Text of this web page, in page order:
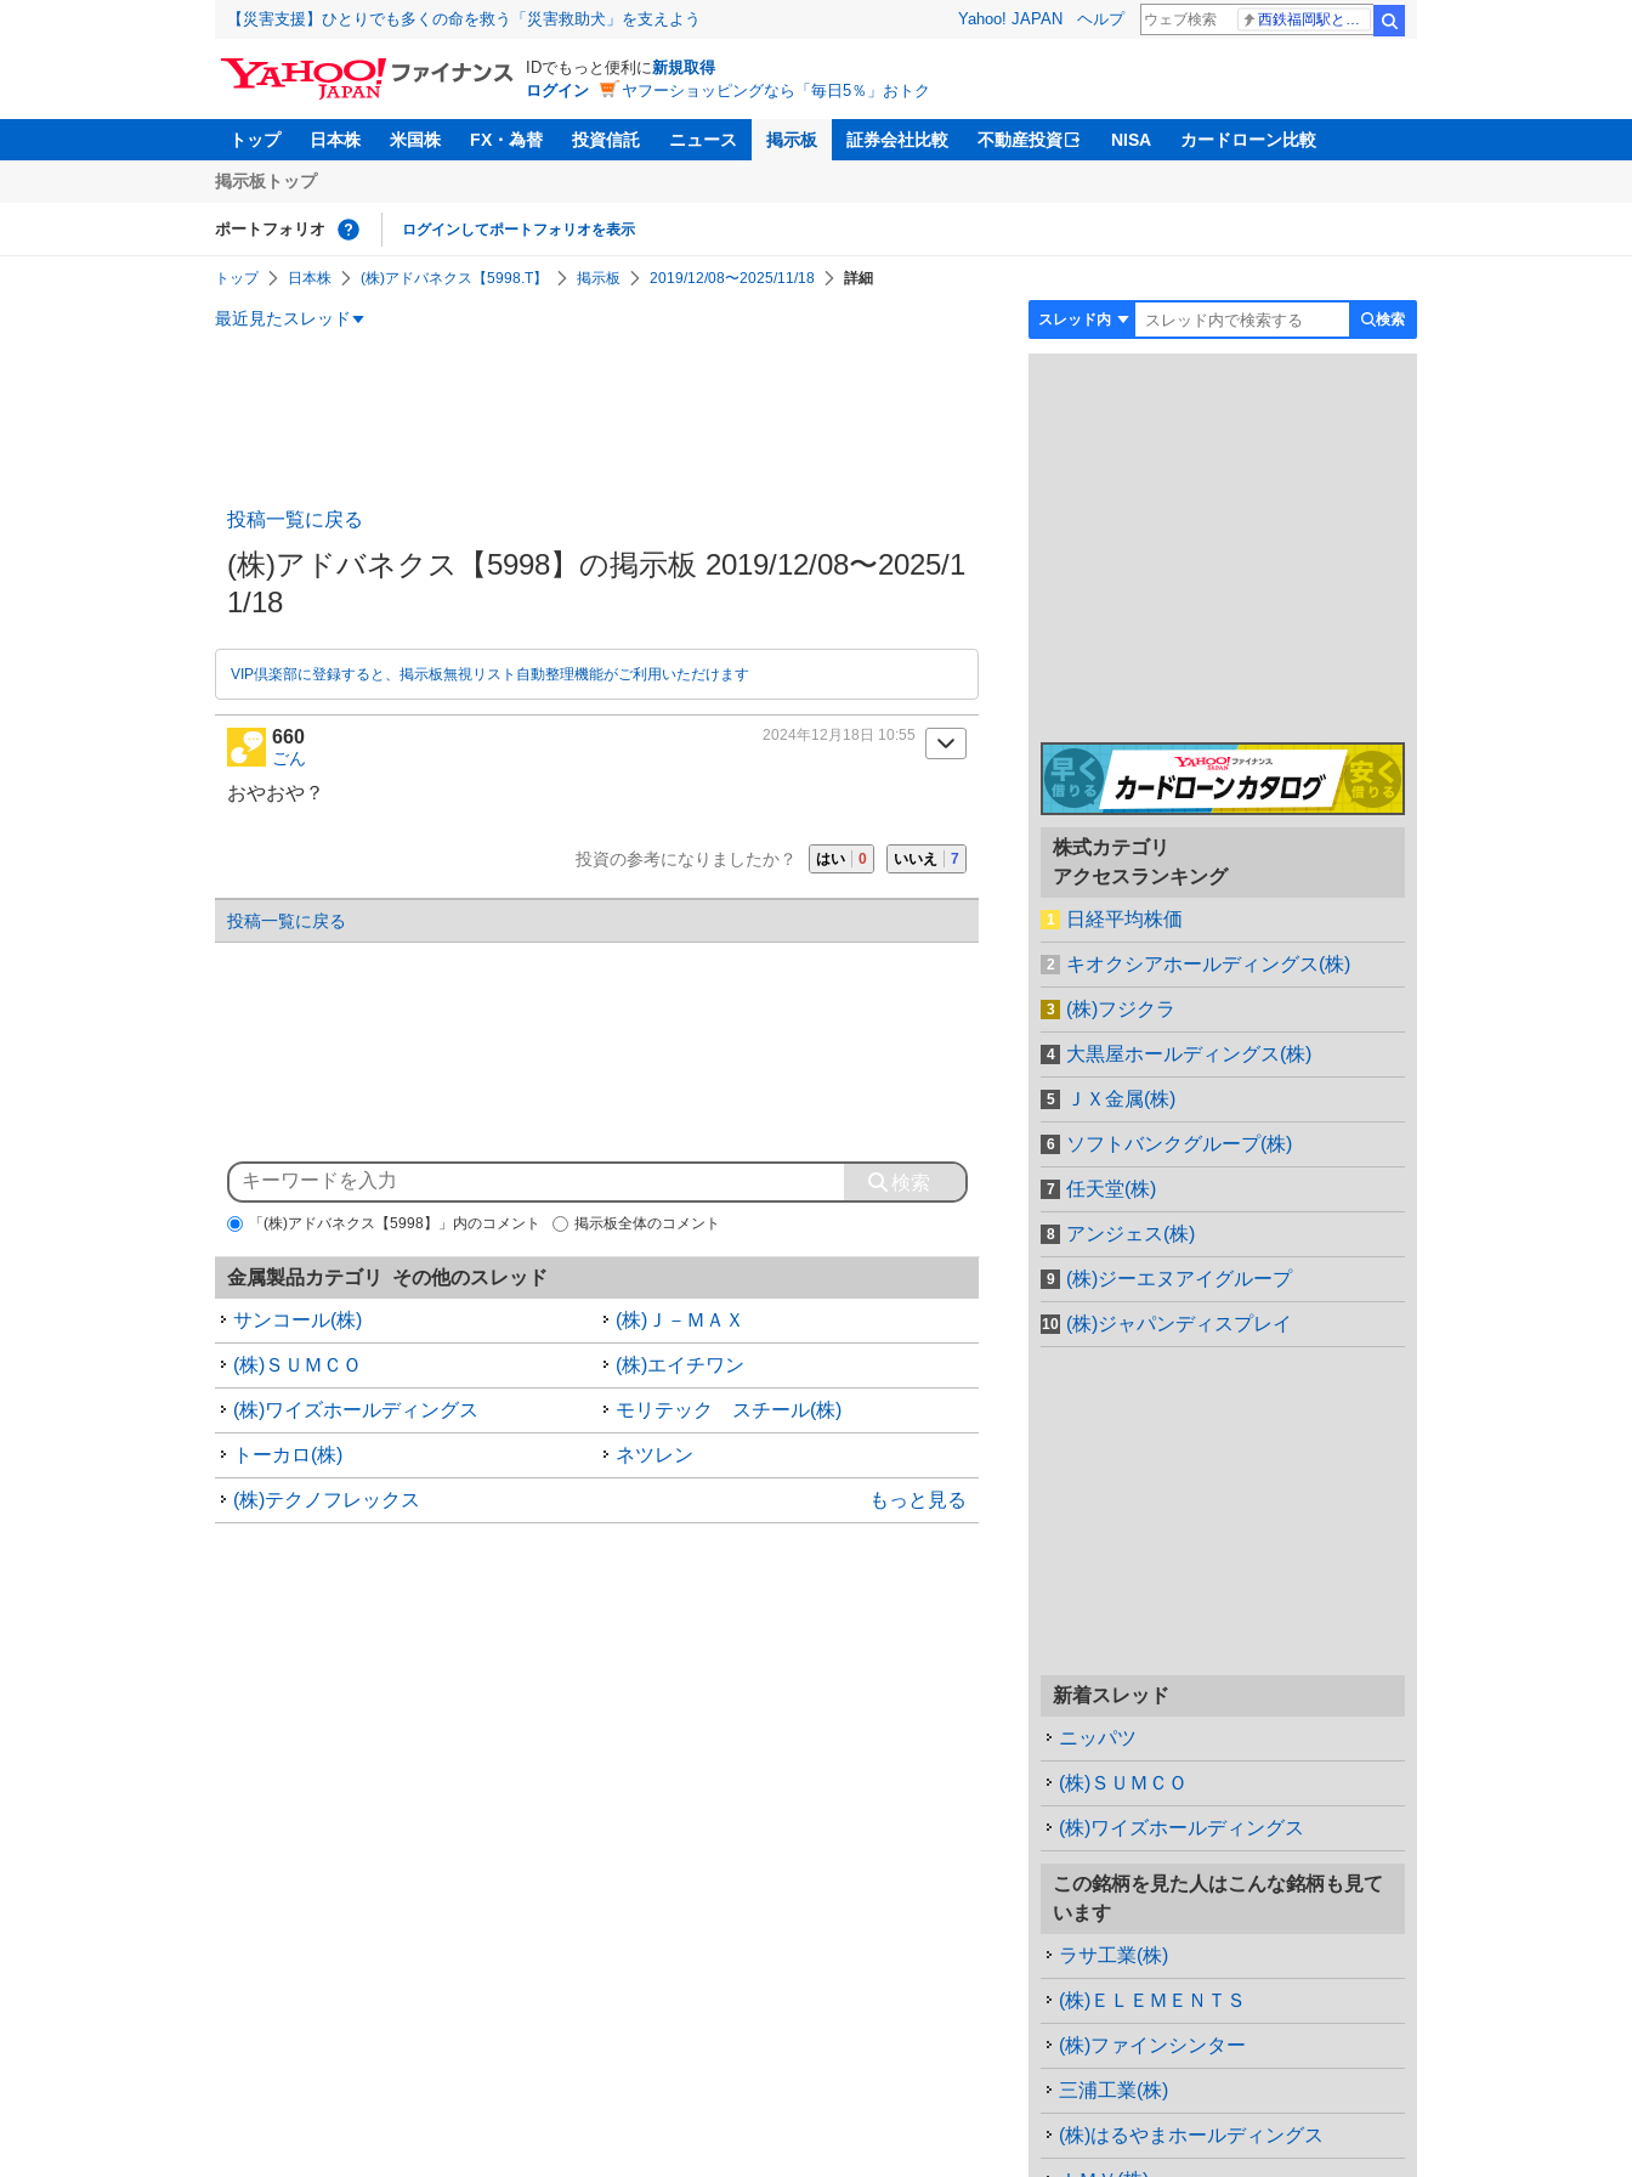
【災害支援】ひとりでも多くの命を救う「災害救助犬」を支えよう Yahoo! JAPAN ヘルプ
IDでもっと便利に新規取得
ログイン
ヤフーショッピングなら「毎日5％」おトク
トップ 日本株 米国株 FX・為替 投資信託 ニュース 掲示板 証券会社比較 不動産投資 NISA カードローン比較
掲示板トップ
ポートフォリオ ログインしてポートフォリオを表示
トップ 日本株 (株)アドバネクス【5998.T】 掲示板 2019/12/08〜2025/11/18 詳細
最近見たスレッド 検索
投稿一覧に戻る
(株)アドバネクス【5998】の掲示板 2019/12/08〜2025/1
1/18
VIP倶楽部に登録すると、掲示板無視リスト自動整理機能がご利用いただけます
660
ごん
2024年12月18日 10:55
おやおや？
投資の参考になりましたか？ はい 0 いいえ 7
投稿一覧に戻る
「(株)アドバネクス【5998】」内のコメント 掲示板全体のコメント
金属製品カテゴリ その他のスレッド
サンコール(株) (株)Ｊ－ＭＡＸ
(株)ＳＵＭＣＯ (株)エイチワン
(株)ワイズホールディングス モリテック スチール(株)
トーカロ(株) ネツレン
(株)テクノフレックス もっと見る
株式カテゴリ
アクセスランキング
日経平均株価
キオクシアホールディングス(株)
(株)フジクラ
大黒屋ホールディングス(株)
ＪＸ金属(株)
ソフトバンクグループ(株)
任天堂(株)
アンジェス(株)
(株)ジーエヌアイグループ
(株)ジャパンディスプレイ
新着スレッド
ニッパツ
(株)ＳＵＭＣＯ
(株)ワイズホールディングス
この銘柄を見た人はこんな銘柄も見て
います
ラサ工業(株)
(株)ＥＬＥＭＥＮＴＳ
(株)ファインシンター
三浦工業(株)
(株)はるやまホールディングス